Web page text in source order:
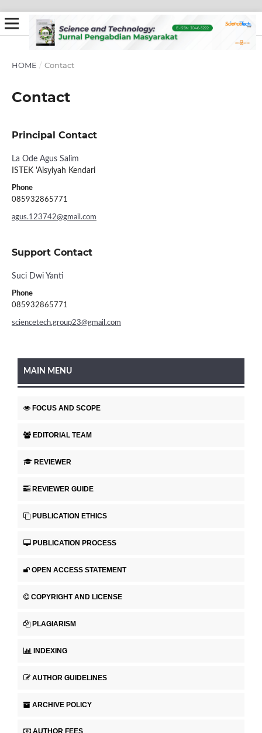
HOME / Contact
Contact
Principal Contact
La Ode Agus Salim
ISTEK 'Aisyiyah Kendari
Phone
085932865771
agus.123742@gmail.com
Support Contact
Suci Dwi Yanti
Phone
085932865771
sciencetech.group23@gmail.com
MAIN MENU
FOCUS AND SCOPE
EDITORIAL TEAM
REVIEWER
REVIEWER GUIDE
PUBLICATION ETHICS
PUBLICATION PROCESS
OPEN ACCESS STATEMENT
COPYRIGHT AND LICENSE
PLAGIARISM
INDEXING
AUTHOR GUIDELINES
ARCHIVE POLICY